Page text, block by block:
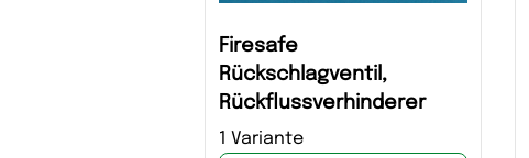
Firesafe
Rückschlagventil,
Rückflussverhinderer
1 Variante